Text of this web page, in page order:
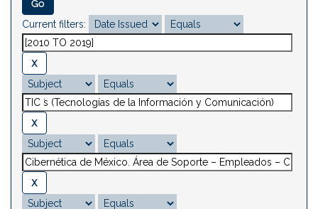
Current filters: